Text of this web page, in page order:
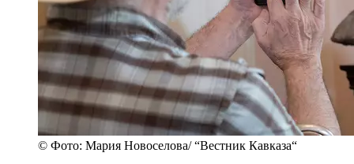
© Фото: Мария Новоселова/ “Вестник Кавказа“